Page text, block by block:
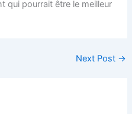
qui pourrait être le meilleur
Next Post →